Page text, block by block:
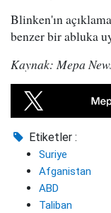
Blinken'ın
benzer bir abluka
Kaynak: Mepa
Etiketler :
Suriye
Afganistan
ABD
Taliban